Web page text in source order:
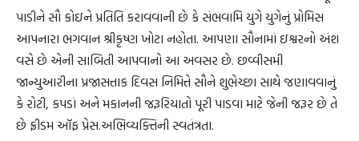
પાડીને સૌ કોઇને પ્રતિતિ કરાવવાની છે કે સંભવામિ યુગે યુગેનું પ્રોમિસ
આપનારા ભગવાન શ્રીકૃષ્ણ ખોટા નહોતા. આપણા સૌનામાં ઇશ્વરનો અંશ
વસે છે એની સાબિતી આપવાનો આ અવસર છે. છવ્વીસમી
જાન્યુઆરીના પ્રજાસત્તાક દિવસ નિમિત્તે સૌને શુભેચ્છા સાથે જણાવવાનું
કે રોટી, કપડાં અને મકાનની જરૂરિયાતો પૂરી પાડવા માટે જેની જરૂર છે તે
છે ફ્રીડમ ઑફ પ્રેસ.અભિવ્યક્તિની સ્વતંત્રતા.